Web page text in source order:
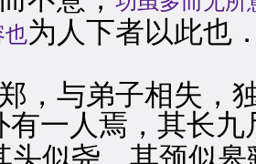
也为人下者以此也
与弟子相失，独
有一人焉，其长